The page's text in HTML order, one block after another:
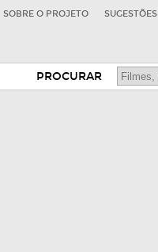
SOBRE O PROJETO SUGESTÕES
PROCURAR